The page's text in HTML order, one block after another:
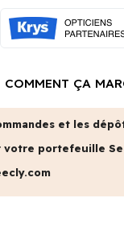
COMMENT ÇA
et les
portefeuille